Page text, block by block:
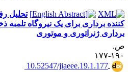
تحلیل
برداری برای یک نیروگاه تلمبه
ژنراتوری و موتوری
۱۷۷
‎ 10.52547/jiaeee.19.1.177